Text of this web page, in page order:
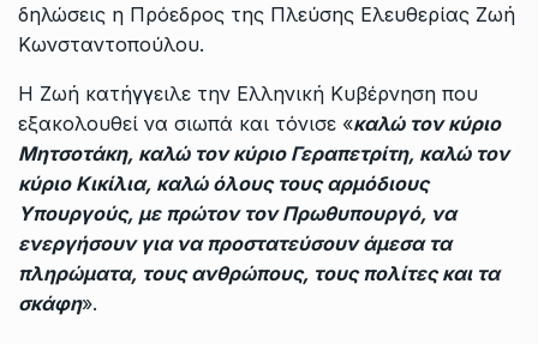
δηλώσεις η Πρόεδρος της Πλεύσης Ελευθερίας Ζωή
Κωνσταντοπούλου.
Η Ζωή κατήγγειλε την Ελληνική Κυβέρνηση που
εξακολουθεί να σιωπά και τόνισε «καλώ τον κύριο
Μητσοτάκη, καλώ τον κύριο Γεραπετρίτη, καλώ τον
κύριο Κικίλια, καλώ όλους τους αρμόδιους
Υπουργούς, με πρώτον τον Πρωθυπουργό, να
ενεργήσουν για να προστατεύσουν άμεσα τα
πληρώματα, τους ανθρώπους, τους πολίτες και τα
σκάφη».